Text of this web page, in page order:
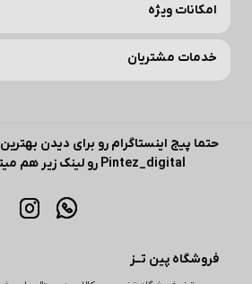
امکانات ویژه
خدمات مشتریان
حتما پیج اینستاگرام رو برای دیدن
Pintez_digital رو لینک زیر هم میتونید کلیک کنید
فروشگاه پین تــز